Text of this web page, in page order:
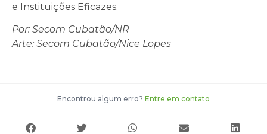
e Instituições Eficazes.
Por: Secom Cubatão/NR
Arte: Secom Cubatão/Nice Lopes
Encontrou algum erro? Entre em contato